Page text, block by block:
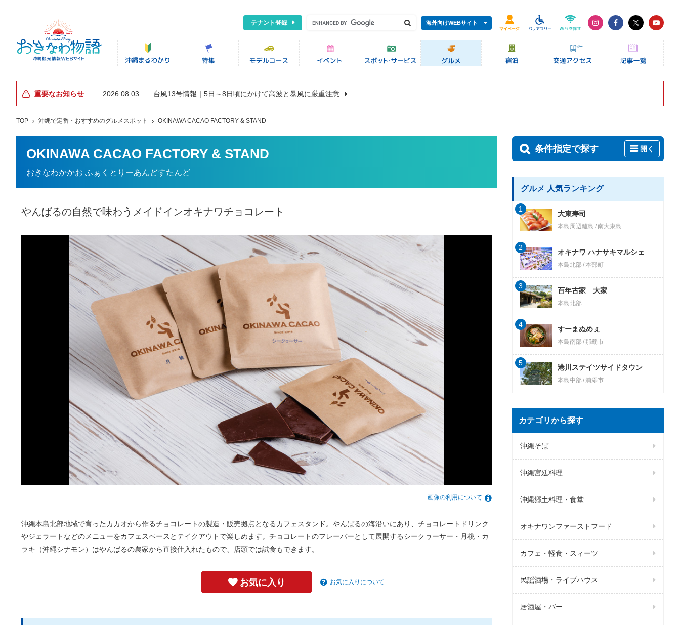
テナント登録 海外向けWEBサイト
重要なお知らせ 2026.08.03 台風13号情報｜5日～8日頃にかけて高波と暴風に厳重注意
TOP 沖縄で定番・おすすめのグルメスポット OKINAWA CACAO FACTORY & STAND
OKINAWA CACAO FACTORY & STAND
おきなわかかお ふぁくとりーあんどすたんど
やんばるの自然で味わうメイドインオキナワチョコレート
画像の利用について
沖縄本島北部地域で育ったカカオから作るチョコレートの製造・販売拠点となるカフェスタンド。やんばるの海沿いにあり、チョコレートドリンク
やジェラートなどのメニューをカフェスペースとテイクアウトで楽しめます。チョコレートのフレーバーとして展開するシークヮーサー・月桃・カ
ラキ（沖縄シナモン）はやんばるの農家から直接仕入れたもので、店頭では試食もできます。
お気に入り お気に入りについて
条件指定で探す 開く
グルメ 人気ランキング
大東寿司
本島周辺離島 南大東島
1
オキナワ ハナサキマルシェ
本島北部 本部町
2
百年古家 大家
本島北部
3
すーまぬめぇ
本島南部 那覇市
4
港川ステイツサイドタウン
本島中部 浦添市
5
カテゴリから探す
沖縄そば
沖縄宮廷料理
沖縄郷土料理・食堂
オキナワンファーストフード
カフェ・軽食・スィーツ
民謡酒場・ライブハウス
居酒屋・バー